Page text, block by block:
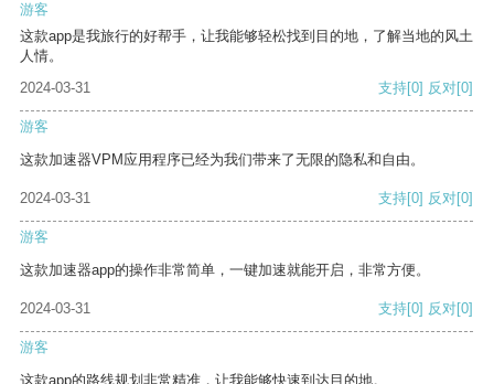
游客
这款app是我旅行的好帮手，让我能够轻松找到目的地，了解当地的风土
人情。
2024-03-31
支持[0] 反对[0]
游客
这款加速器VPM应用程序已经为我们带来了无限的隐私和自由。
2024-03-31 支持[0] 反对[0]
游客
这款加速器app的操作非常简单，一键加速就能开启，非常方便。
2024-03-31 支持[0] 反对[0]
游客
这款app的路线规划非常精准，让我能够快速到达目的地。